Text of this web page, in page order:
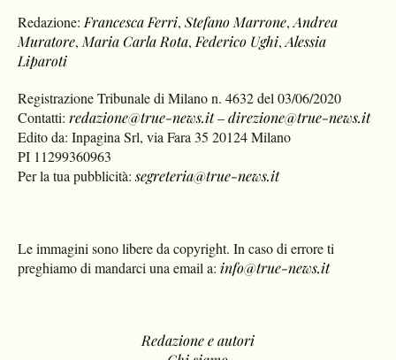
Redazione:Francesca Ferri,Stefano Marrone,Andrea
Muratore,Maria Carla Rota,Federico Ughi,Alessia
Liparoti
Registrazione Tribunale di Milano n. 4632 del 03/06/2020
Contatti:redazione@true-news.it–direzione@true-news.it
Edito da: Inpagina Srl, via Fara 35 20124 Milano
PI 11299360963
Per la tua pubblicità:segreteria@true-news.it
Le immagini sono libere da copyright. In caso di errore ti
preghiamo di mandarci una email a: info@true-news.it
Redazione e autori